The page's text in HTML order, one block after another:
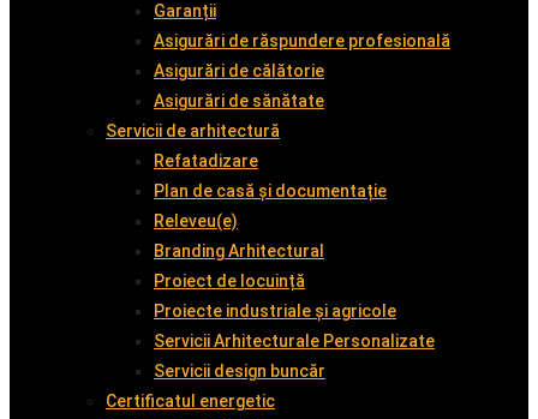
Garanții
Asigurări de răspundere profesională
Asigurări de călătorie
Asigurări de sănătate
Servicii de arhitectură
Refatadizare
Plan de casă și documentație
Releveu(e)
Branding Arhitectural
Proiect de locuință
Proiecte industriale și agricole
Servicii Arhitecturale Personalizate
Servicii design buncăr
Certificatul energetic